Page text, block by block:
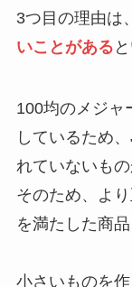
3つ目の理由は、
いことがある
100均のメジャ
しているため
れていないも
そのため、よ
を満たした商
小さいものを